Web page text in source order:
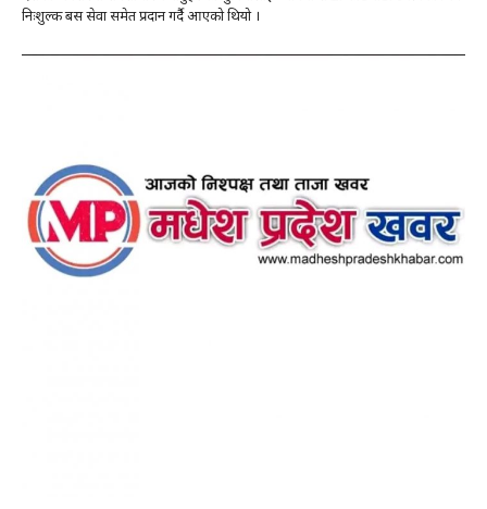
निःशुल्क बस सेवा समेत प्रदान गर्दै आएको थियो ।